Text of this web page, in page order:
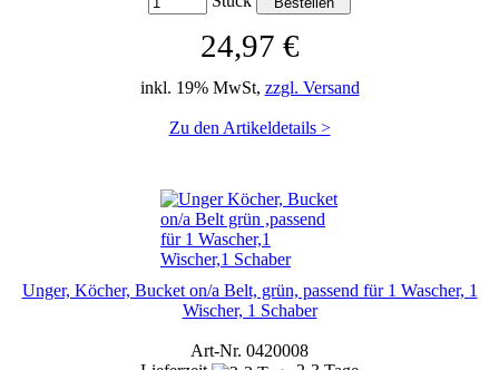
24,97 €
inkl. 19% MwSt, zzgl. Versand
Zu den Artikeldetails >
Unger, Köcher, Bucket on/a Belt, grün, passend für 1 Wascher, 1
Wischer, 1 Schaber
Art-Nr. 0420008